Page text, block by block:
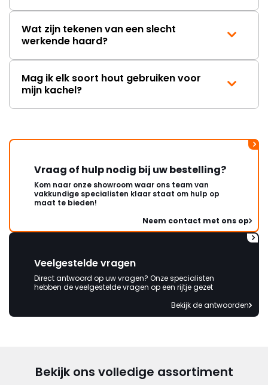
Wat zijn tekenen van een slecht
werkende haard?
Mag ik elk soort hout gebruiken voor
mijn kachel?
Vraag of hulp nodig bij uw bestelling?
Kom naar onze showroom waar ons team van
vakkundige specialisten klaar staat om hulp op
maat te bieden!
Neem contact met ons op
Veelgestelde vragen
Direct antwoord op uw vragen? Onze specialisten
hebben de veelgestelde vragen op een rijtje gezet
Bekijk de antwoorden
Bekijk ons volledige assortiment